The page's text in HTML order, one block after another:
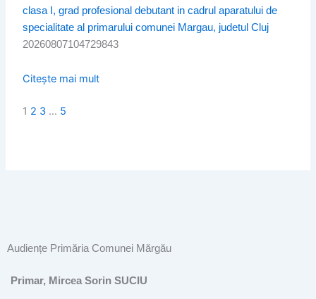
clasa I, grad profesional debutant in cadrul aparatului de
specialitate al primarului comunei Margau, judetul Cluj
20260807104729843
Citește mai mult
1 2 3 … 5
Audiențe Primăria Comunei Mărgău
Primar, Mircea Sorin SUCIU